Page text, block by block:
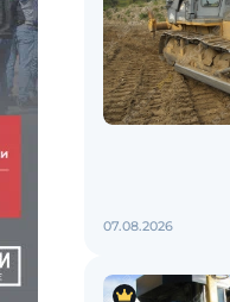
07.08.2026